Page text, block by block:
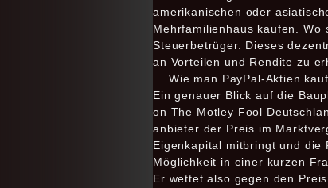
amerikanischen oder
Mehrfamilienhaus kaufen.
Steuerbetrüger. Dieses
an Vorteilen und Rendite zu
Wie man PayPal-Aktien
Ein genauer Blick auf die
on The Motley Fool
anbieter der Preis im
Eigenkapital mitbringt und die
Möglichkeit in einer kurzen
Er wettet also gegen den